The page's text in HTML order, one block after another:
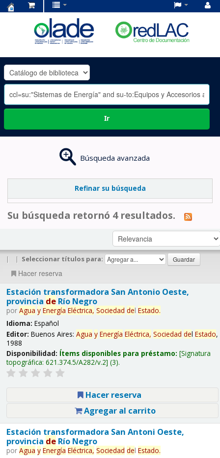
OLADE
-
Ir
Búsqueda avanzada
Refinar su búsqueda
Su búsqueda retornó 4 resultados.
| | Seleccionar títulos para:
Hacer reserva
Estación transformadora San Antonio Oeste,
provincia deRío Negro
por Agua y Energía Eléctrica, Sociedad del Estado.
Idioma: Español
Editor: Buenos Aires: Agua y Energía Eléctrica, Sociedad del Estado,
1988
Disponibilidad: Ítems disponibles para préstamo: Signatura
topográfica: 621.374.5/A282/v.2 (3).
Hacer reserva
Agregar al carrito
Estación transformadora San Antoni Oeste,
provincia deRío Negro
por Agua y Energía Eléctrica, Sociedad del Estado.